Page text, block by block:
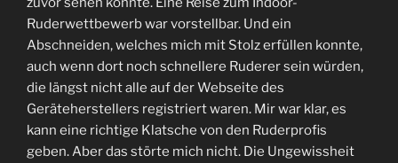
Ruderwettbewerb war vorstellbar. Und ein
Abschneiden, welches mich mit Stolz erfüllen konnte,
auch wenn dort noch schnellere Ruderer sein würden,
die längst nicht alle auf der Webseite des
Geräteherstellers registriert waren. Mir war klar, es
kann eine richtige Klatsche von den Ruderprofis
geben. Aber das störte mich nicht. Die Ungewissheit